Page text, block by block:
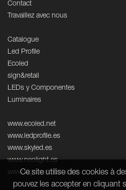
Contact
Travaillez avec nous
Catalogue
Led Profile
Ecoled
sign&retail
LEDs y Componentes
Luminaires
www.ecoled.net
www.ledprofile.es
www.skyled.es
www.neolight.es
www.signandretail.com
Ce site utilise des cookies à
pouvez les accepter en cliquant